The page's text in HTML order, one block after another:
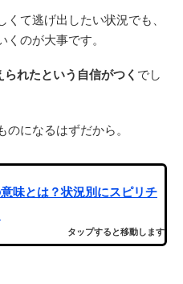
て逃げ出したい状況でも、
のが大事です。
れたという自信がつく でし
になるはずだから。
味とは？状況別にスピリチ
タップすると移動します